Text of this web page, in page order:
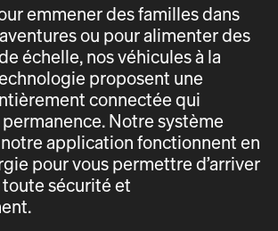
emmener des familles dans
ou pour alimenter des
échelle, nos véhicules à la
proposent une
connectée qui
permanence. Notre système
application fonctionnent en
pour vous permettre d’arriver
sécurité et